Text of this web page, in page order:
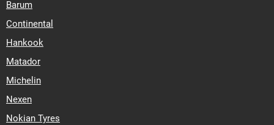
Barum
Continental
Hankook
Matador
Michelin
Nexen
Nokian Tyres